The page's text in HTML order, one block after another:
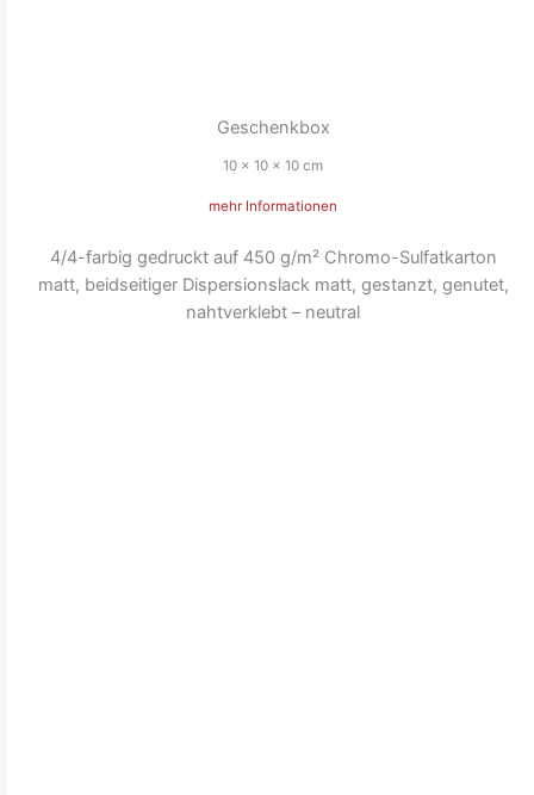
Geschenkbox
10 x 10 x 10 cm
mehr Informationen
4/4-farbig gedruckt auf 450 g/m² Chromo-Sulfatkarton
matt, beidseitiger Dispersionslack matt, gestanzt, genutet,
nahtverklebt – neutral